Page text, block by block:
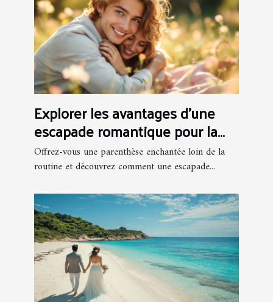
Explorer les avantages d'une
escapade romantique pour la
relation de couple
Offrez-vous une parenthèse enchantée loin de la
routine et découvrez comment une escapade...